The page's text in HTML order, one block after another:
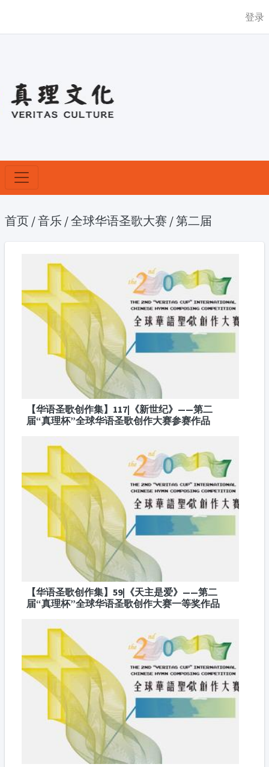
登录
首页 /音乐 /全球华语圣歌大赛 /第二届
【华语圣歌创作集】117|《新世纪》——第二
届“真理杯”全球华语圣歌创作大赛参赛作品
【华语圣歌创作集】59|《天主是爱》——第二
届“真理杯”全球华语圣歌创作大赛一等奖作品